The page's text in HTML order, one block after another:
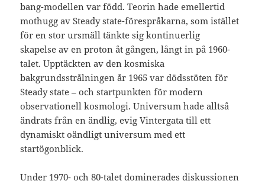
bang-modellen var född. Teorin hade emellertid
mothugg av Steady state-förespråkarna, som istället
för en stor ursmäll tänkte sig kontinuerlig
skapelse av en proton åt gången, långt in på 1960-
talet. Upptäckten av den kosmiska
bakgrundsstrålningen år 1965 var dödsstöten för
Steady state – och startpunkten för modern
observationell kosmologi. Universum hade alltså
ändrats från en ändlig, evig Vintergata till ett
dynamiskt oändligt universum med ett
startögonblick.
Under 1970- och 80-talet dominerades diskussionen